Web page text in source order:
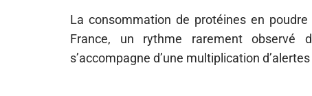
La consommation de protéines en
France, un rythme rarement observé
s’accompagne d’une multiplication